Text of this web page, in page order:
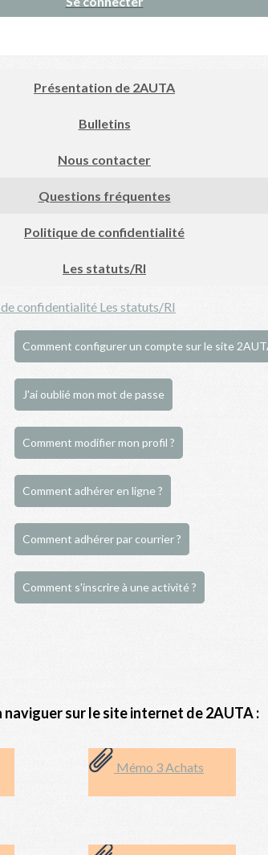
Présentation de 2AUTA
Bulletins
Nous contacter
Questions fréquentes
Politique de confidentialité
Les statuts/RI
confidentialité Les statuts/RI
Comment configurer un compte sur le site
J'ai oublié mon mot de passe
Comment modifier mon profil ?
Comment adhérer en ligne ?
Comment adhérer par courrier ?
Comment s'inscrire à une activité ?
naviguer sur le site internet de 2AUTA :
Mémo 3 Achats